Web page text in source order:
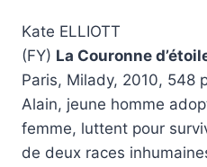
Kate ELLIOTT
(FY) La Couronne
Paris, Milady, 2010, 548
Alain, jeune homme
femme, luttent pour
de deux races